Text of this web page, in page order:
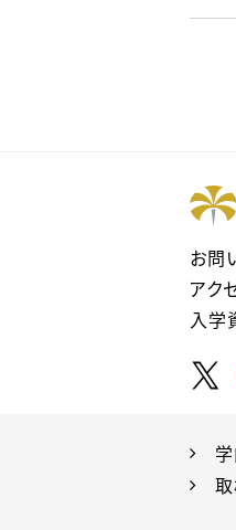
お問
アク
入学